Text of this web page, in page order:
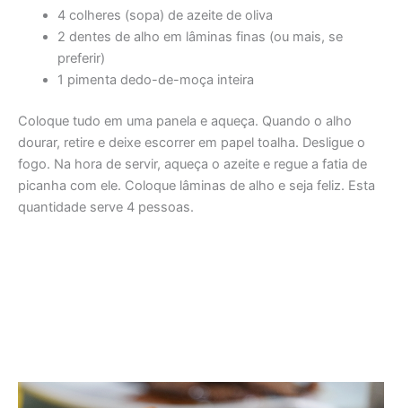
4 colheres (sopa) de azeite de oliva
2 dentes de alho em lâminas finas (ou mais, se
preferir)
1 pimenta dedo-de-moça inteira
Coloque tudo em uma panela e aqueça. Quando o alho
dourar, retire e deixe escorrer em papel toalha. Desligue o
fogo. Na hora de servir, aqueça o azeite e regue a fatia de
picanha com ele. Coloque lâminas de alho e seja feliz. Esta
quantidade serve 4 pessoas.